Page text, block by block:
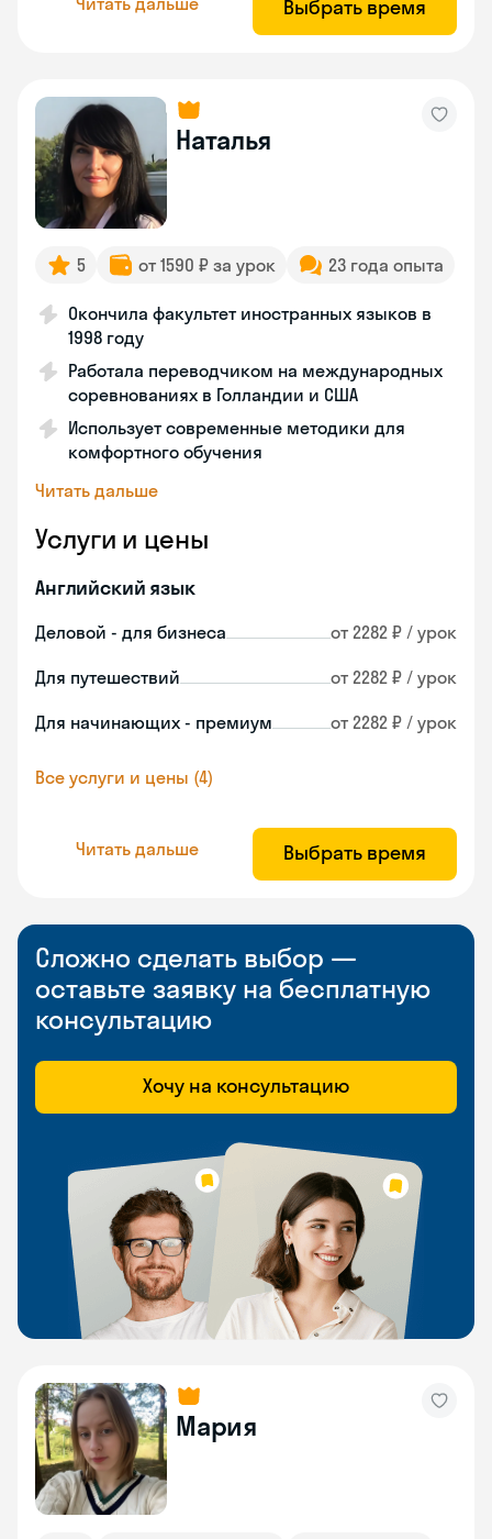
Выбрать время
Наталья
5 от 1590 ₽ за урок 23 года опыта
Окончила факультет иностранных языков в
1998 году
Работала переводчиком на международных
соревнованиях в Голландии и США
Использует современные методики для
комфортного обучения
Читать дальше
Услуги и цены
Английский язык
Деловой - для бизнеса от 2282 ₽ / урок
Для путешествий от 2282 ₽ / урок
Для начинающих - премиум от 2282 ₽ / урок
Все услуги и цены (4)
Читать дальше Выбрать время
Сложно сделать выбор —
оставьте заявку на бесплатную
консультацию
Хочу на консультацию
Мария